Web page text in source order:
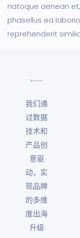
natoque aenean
phasellus ea
reprehenderit
我们通
过数据
技术和
产品创
意驱
动，实
现品牌
的多维
度出海
升级